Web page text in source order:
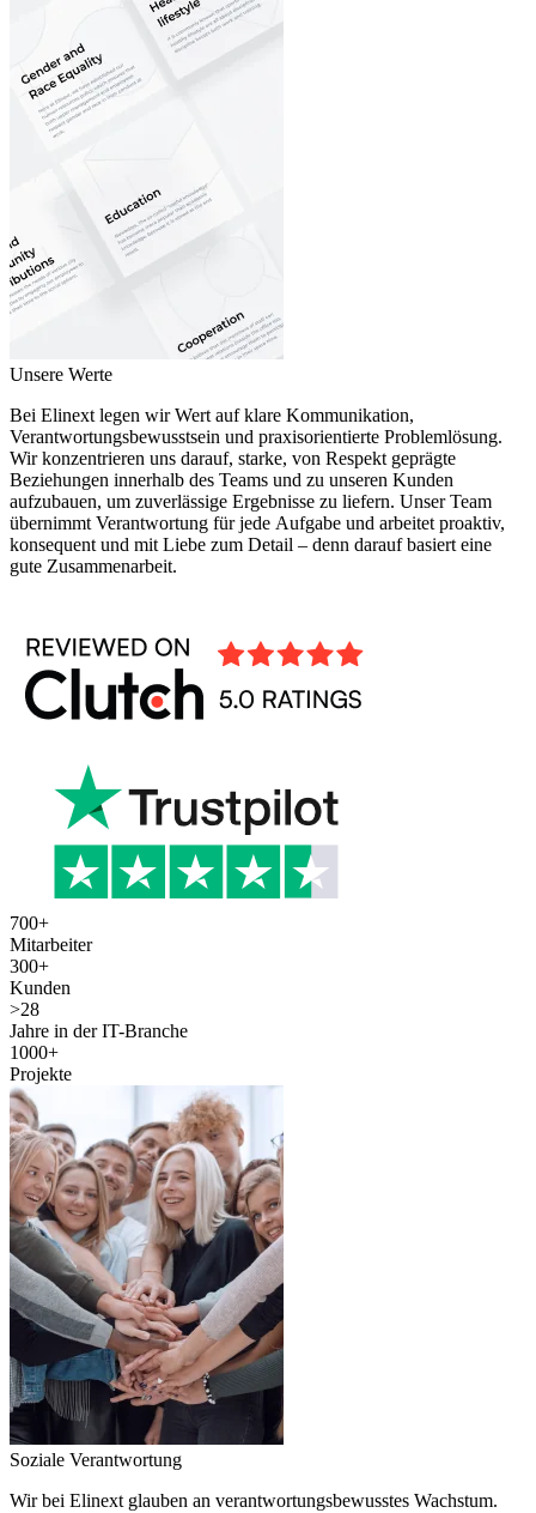
Unsere Werte
Bei Elinext legen wir Wert auf klare Kommunikation,
Verantwortungsbewusstsein und praxisorientierte Problemlösung.
Wir konzentrieren uns darauf, starke, von Respekt geprägte
Beziehungen innerhalb des Teams und zu unseren Kunden
aufzubauen, um zuverlässige Ergebnisse zu liefern. Unser Team
übernimmt Verantwortung für jede Aufgabe und arbeitet proaktiv,
konsequent und mit Liebe zum Detail – denn darauf basiert eine
gute Zusammenarbeit.
700+
Mitarbeiter
300+
Kunden
>28
Jahre in der IT-Branche
1000+
Projekte
Soziale Verantwortung
Wir bei Elinext glauben an verantwortungsbewusstes Wachstum.